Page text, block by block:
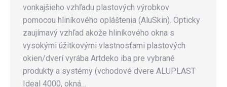
vonkajšieho vzhľadu plastových výrobkov
pomocou hliníkového opláštenia (AluSkin). Opticky
zaujímavý vzhľad akože hliníkového okna s
vysokými úžitkovými vlastnosťami plastových
okien/dverí vyrába Artdeko iba pre vybrané
produkty a systémy (vchodové dvere ALUPLAST
Ideal 4000, okná…